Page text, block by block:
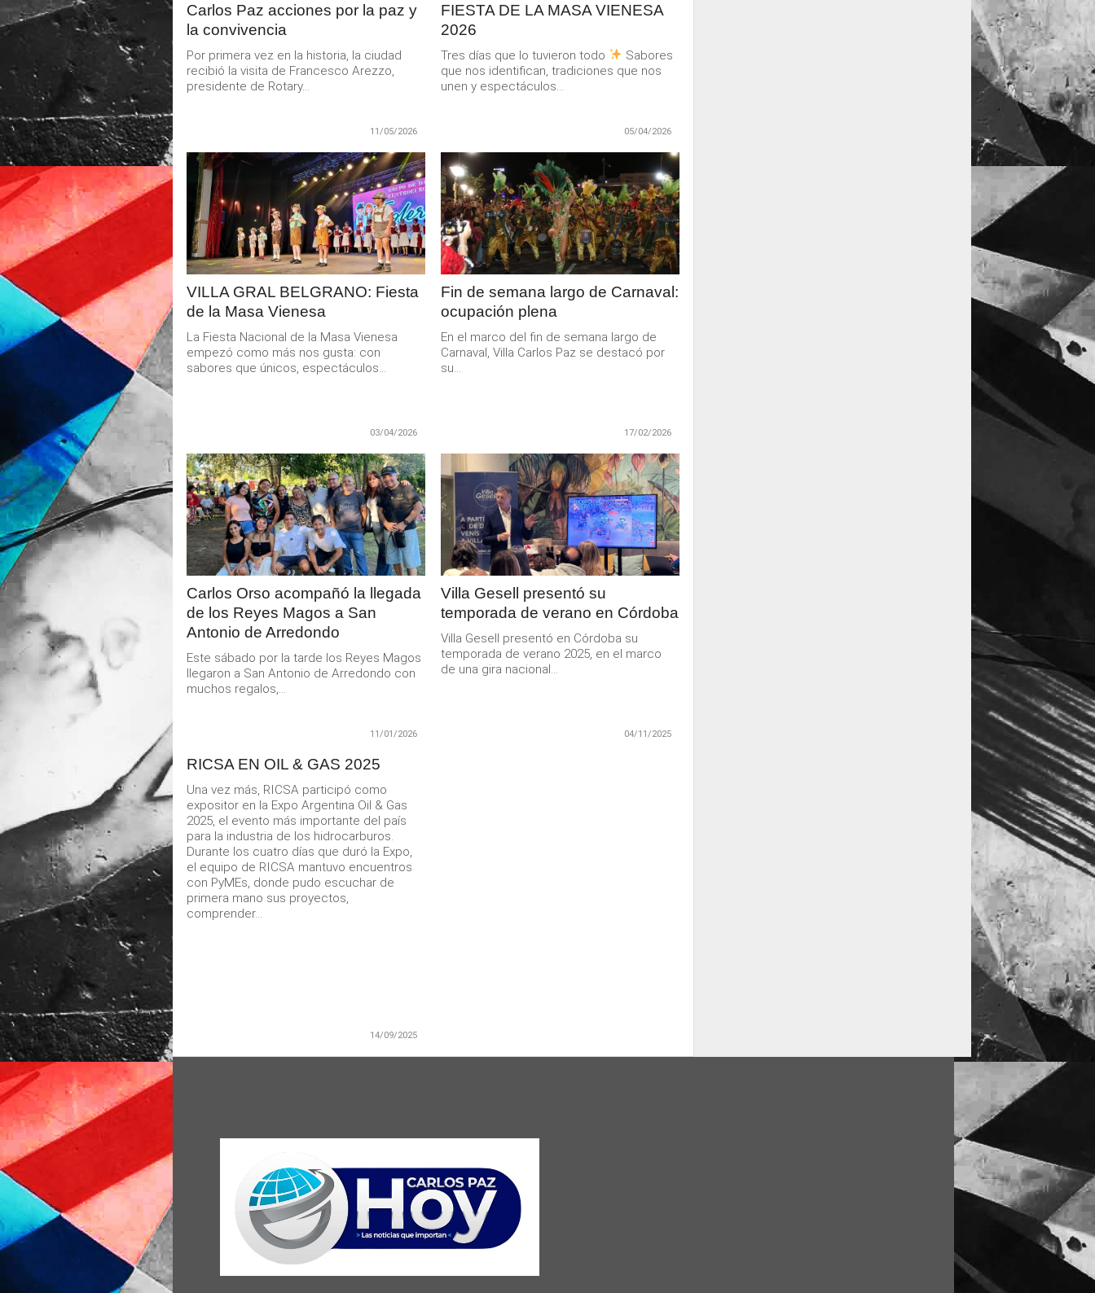
Carlos Paz acciones por la paz y
la convivencia
Por primera vez en la historia, la ciudad
recibió la visita de Francesco Arezzo,
presidente de Rotary...
11/05/2026
FIESTA DE LA MASA VIENESA
2026
Tres días que lo tuvieron todo
Sabores
que nos identifican, tradiciones que nos
unen y espectáculos...
05/04/2026
LEER
MAS
VILLA GRAL BELGRANO: Fiesta
de la Masa Vienesa
La Fiesta Nacional de la Masa Vienesa
empezó como más nos gusta: con
sabores que únicos, espectáculos...
03/04/2026
LEER
MAS
Fin de semana largo de Carnaval:
ocupación plena
En el marco del fin de semana largo de
Carnaval, Villa Carlos Paz se destacó por
su...
17/02/2026
LEER
MAS
Carlos Orso acompañó la llegada
de los Reyes Magos a San
Antonio de Arredondo
Este sábado por la tarde los Reyes Magos
llegaron a San Antonio de Arredondo con
muchos regalos,...
11/01/2026
LEER
MAS
Villa Gesell presentó su
temporada de verano en Córdoba
Villa Gesell presentó en Córdoba su
temporada de verano 2025, en el marco
de una gira nacional...
04/11/2025
RICSA EN OIL & GAS 2025
Una vez más, RICSA participó como
expositor en la Expo Argentina Oil & Gas
2025, el evento más importante del país
para la industria de los hidrocarburos.
Durante los cuatro días que duró la Expo,
el equipo de RICSA mantuvo encuentros
con PyMEs, donde pudo escuchar de
primera mano sus proyectos,
comprender...
14/09/2025